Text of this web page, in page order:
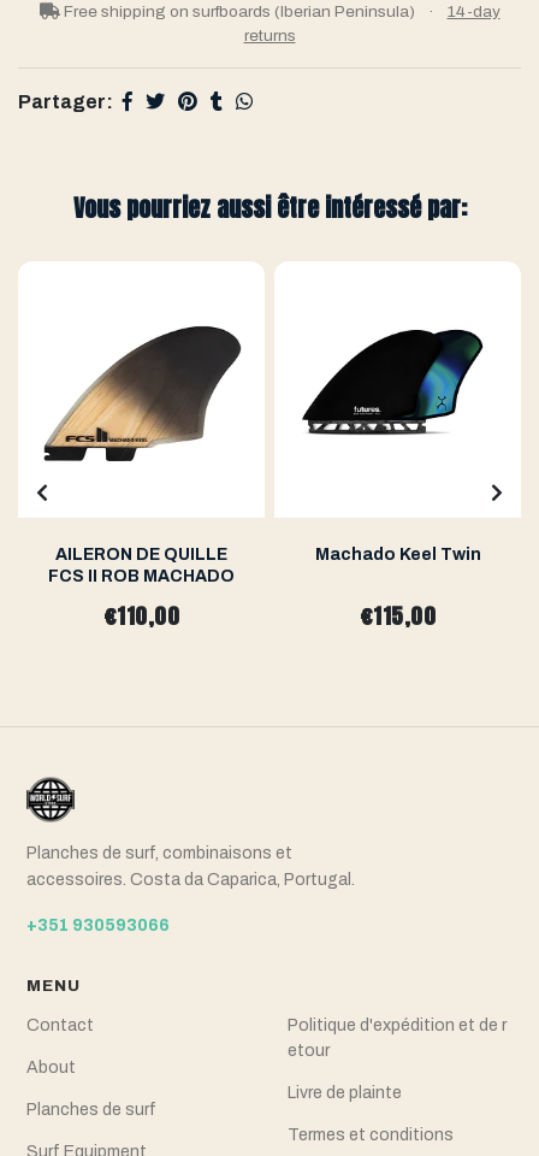
Free shipping on surfboards (Iberian Peninsula) ·
14-day
returns
Partager:
Vous pourriez aussi être intéressé par:
AILERON DE QUILLE
FCS II ROB MACHADO
€110,00
Machado Keel Twin
€115,00
Planches de surf, combinaisons et
accessoires. Costa da Caparica, Portugal.
+351 930593066
MENU
Contact
About
Planches de surf
Surf Equipment
Politique d'expédition et de r
etour
Livre de plainte
Termes et conditions